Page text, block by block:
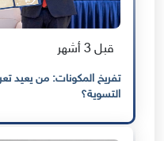
قبل 3 أشهر
تفريخ المكونات: من يعيد
التسوية؟